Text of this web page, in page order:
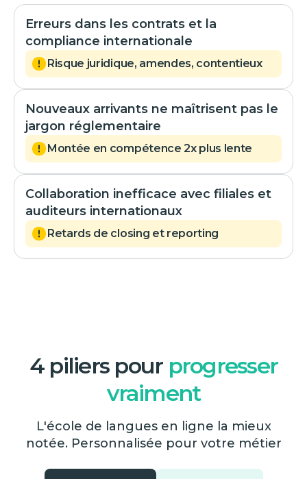
Erreurs dans les contrats et la
compliance internationale
Risque juridique, amendes, contentieux
Nouveaux arrivants ne maîtrisent pas le
jargon réglementaire
Montée en compétence 2x plus lente
Collaboration inefficace avec filiales et
auditeurs internationaux
Retards de closing et reporting
4 piliers pour progresser
vraiment
L'école de langues en ligne la mieux
notée. Personnalisée pour votre métier